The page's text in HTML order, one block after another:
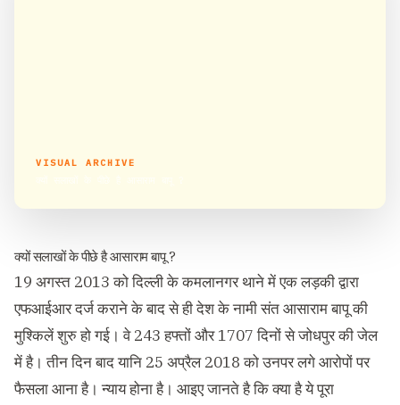
VISUAL ARCHIVE
क्यों सलाखों के पीछे है आसाराम बापू ?
19 अगस्त 2013 को दिल्ली के कमलानगर थाने में एक लड़की द्वारा
एफआईआर दर्ज कराने के बाद से ही देश के नामी संत आसाराम बापू की
मुश्किलें शुरु हो गई। वे 243 हफ्तों और 1707 दिनों से जोधपुर की जेल
में है। तीन दिन बाद यानि 25 अप्रैल 2018 को उनपर लगे आरोपों पर
फैसला आना है। न्याय होना है। आइए जानते है कि क्या है ये पूरा